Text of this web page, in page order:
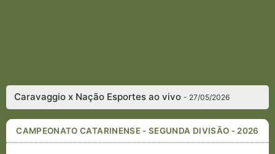
Caravaggio x Nação Esportes ao vivo- 27/05/2026
CAMPEONATO CATARINENSE - SEGUNDA DIVISÃO - 2026